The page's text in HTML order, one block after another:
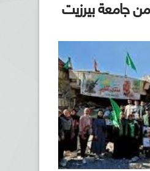
جامعة بيرزيت